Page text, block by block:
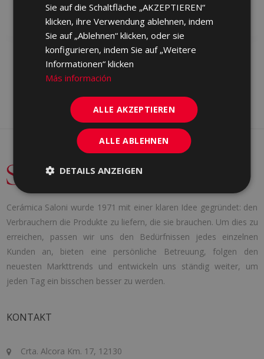
DANDY
ROT, FEINSTEINZEUG, WEISS
FRONT
FEINSTEINZEUG
Cerámica Saloni wurde 1971 mit einer klaren Idee gegründet: den
Verbrauchern die Produkte zu liefern, die sie brauchen. Um dies zu
erreichen, passen wir uns den Bedürfnissen jedes einzelnen
Kunden an, bieten eine persönliche Betreuung, folgen den
neuesten Markttrends und entwickeln uns ständig weiter, um
jeden Tag ein bisschen besser zu werden.
KONTAKT
Crta. Alcora Km. 17, 12130
Sie auf die Schaltfläche „AKZEPTIEREN“
klicken, ihre Verwendung ablehnen, indem
Sie auf „Ablehnen“ klicken, oder sie
konfigurieren, indem Sie auf „Weitere
Informationen“ klicken
Más información
ALLE AKZEPTIEREN
ALLE ABLEHNEN
DETAILS ANZEIGEN